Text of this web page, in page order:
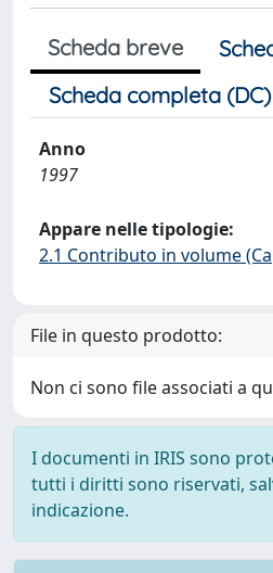
Scheda breve
Scheda completa (DC)
Anno
1997
Appare nelle tipologie:
2.1 Contributo in volume
File in questo prodotto:
Non ci sono file associati a
I documenti in IRIS sono
tutti i diritti sono riservati,
indicazione.